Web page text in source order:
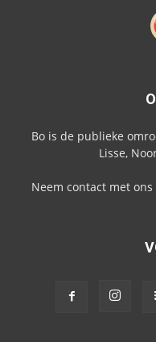
Bo is de publieke
Lisse,
Neem contact met ons